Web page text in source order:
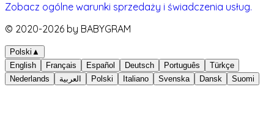
Zobacz ogólne warunki sprzedaży i świadczenia usług.
© 2020-2026 by BABYGRAM
Polski ▲
English
Français Español Deutsch Português
Türkçe
Nederlands
العربية Polski Italiano Svenska Dansk Suomi